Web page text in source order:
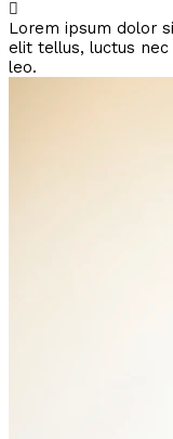
Lorem ipsum dolor
elit tellus, luctus
leo.